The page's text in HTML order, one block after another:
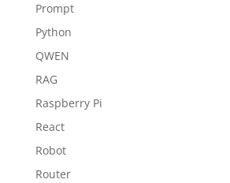
Prompt
Python
QWEN
RAG
Raspberry Pi
React
Robot
Router